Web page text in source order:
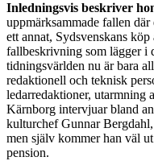
Inledningsvis beskriver
uppmärksammade fallen
ett annat, Sydsvenskans
fallbeskrivning som lägger i
tidningsvärlden nu är bara
redaktionell och teknisk
ledarredaktioner, utarmning
Kärnborg intervjuar bland
kulturchef Gunnar
men själv kommer han väl
pension.